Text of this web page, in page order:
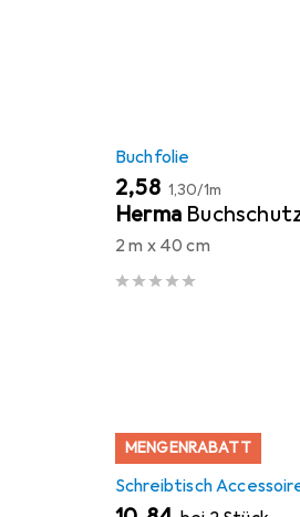
Buchfolie
EUR
2,58 EUR
1,30/1m
Herma
2 m x 40 cm
MENGENRABATT
Schreibtisch